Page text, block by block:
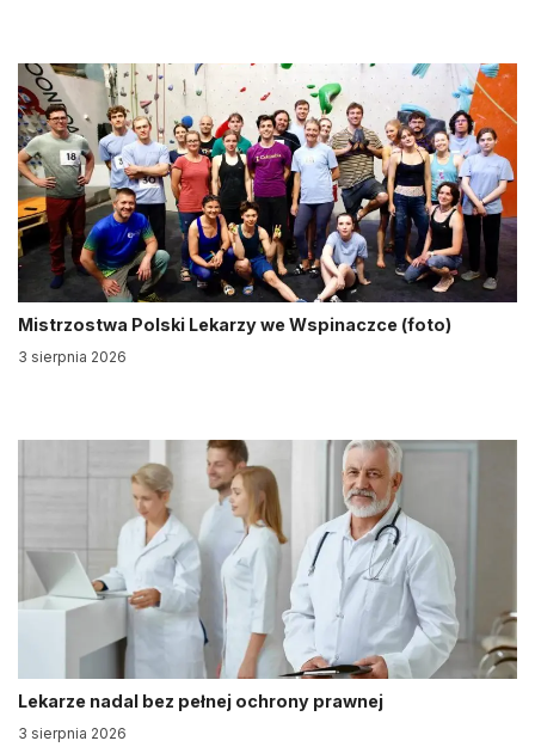
Mistrzostwa Polski Lekarzy we Wspinaczce (foto)
3 sierpnia 2026
Lekarze nadal bez pełnej ochrony prawnej
3 sierpnia 2026